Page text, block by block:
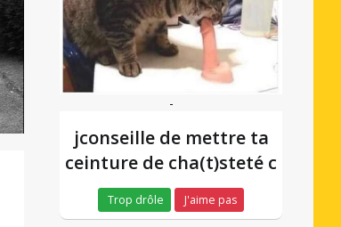
-
jconseille de mettre ta
ceinture de cha(t)steté c
Trop drôle J'aime pas